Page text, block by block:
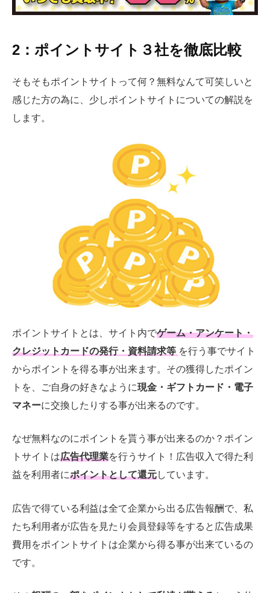
2：ポイントサイト３社を徹底比較
そもそもポイントサイトって何？無料なんて可笑しいと
感じた方の為に、少しポイントサイトについての解説を
します。
ポイントサイトとは、サイト内でゲーム・アンケート・
クレジットカードの発行・資料請求等 を行う事でサイト
からポイントを得る事が出来ます。その獲得したポイン
トを、ご自身の好きなように現金・ギフトカード・電子
マネーに交換したりする事が出来るのです。
なぜ無料なのにポイントを貰う事が出来るのか？ポイン
トサイトは広告代理業を行うサイト！広告収入で得た利
益を利用者にポイントとして還元しています。
広告で得ている利益は全て企業から出る広告報酬で、私
たち利用者が広告を見たり会員登録等をすると広告成果
費用をポイントサイトは企業から得る事が出来ているの
です。